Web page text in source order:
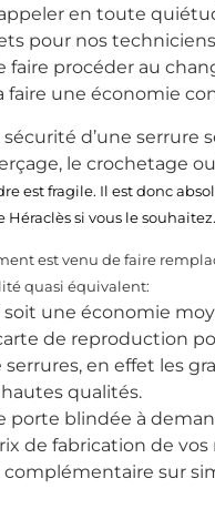
en toute
pour nos
faire procéder au
faire une économie
d’une serrure
le crochetage ou
est fragile. Il est donc
si vous le souhaitez.
est venu de faire
quasi équivalent:
une économie
de reproduction
en effet les
qualités.
porte blindée à
de fabrication de vos
sur